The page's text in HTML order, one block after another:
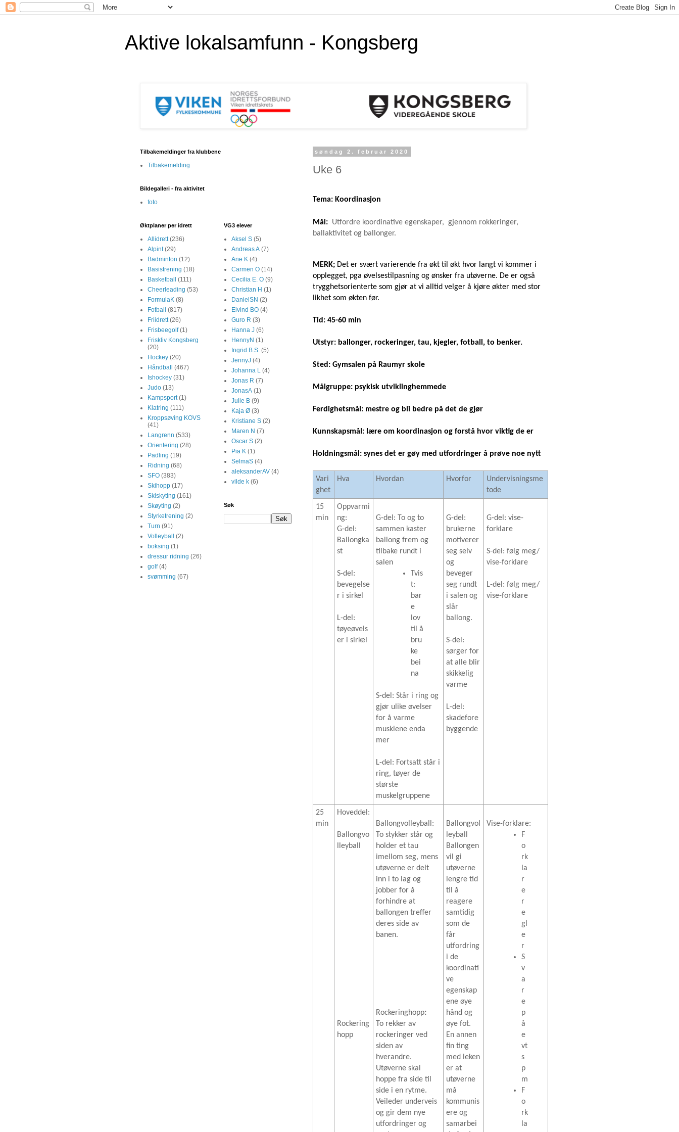
Aktive lokalsamfunn - Kongsberg
søndag 2. februar 2020
Uke 6
Tema: Koordinasjon
Mål: Utfordre koordinative egenskaper,
gjennom rokkeringer,
ballaktivitet og ballonger.
MERK; Det er svært varierende fra økt til økt hvor langt vi kommer i
opplegget, pga øvelsestilpasning og ønsker fra utøverne. De er også
trygghetsorienterte som gjør at vi alltid velger å kjøre økter med stor
likhet som økten før.
Tid: 45-60 min
Utstyr: ballonger, rockeringer, tau, kjegler, fotball, to benker.
Sted: Gymsalen på Raumyr skole
Målgruppe: psykisk utviklinghemmede
Ferdighetsmål: mestre og bli bedre på det de gjør
Kunnskapsmål: lære om koordinasjon og forstå hvor viktig de er
Holdningsmål: synes det er gøy med utfordringer å prøve noe nytt
Vari
ghet
Hva Hvordan Hvorfor
Undervisningsme
tode
15
min
Oppvarmi
ng:
G-del:
Ballongka
st
S-del:
bevegelse
r i sirkel
L-del:
tøyeøvels
er i sirkel
G-del: To og to
sammen kaster
ballong frem og
tilbake rundt i
salen
Tvis
t:
bar
e
lov
til å
bru
ke
bei
na
S-del: Står i ring og
gjør ulike øvelser
for å varme
musklene enda
mer
L-del: Fortsatt står i
ring, tøyer de
største
muskelgruppene
G-del:
brukerne
motiverer
seg selv
og
beveger
seg rundt
i salen og
slår
ballong.
S-del:
sørger for
at alle blir
skikkelig
varme
L-del:
skadefore
byggende
G-del: vise-
forklare
S-del: følg meg/
vise-forklare
L-del: følg meg/
vise-forklare
25
min
Hoveddel:
Ballongvo
lleyball
Rockering
hopp
Ballongvolleyball:
To stykker står og
holder et tau
imellom seg, mens
utøverne er delt
inn i to lag og
jobber for å
forhindre at
ballongen treffer
deres side av
banen.
Rockeringhopp:
To rekker av
rockeringer ved
siden av
hverandre.
Utøverne skal
hoppe fra side til
side i en rytme.
Veileder underveis
og gir dem nye
utfordringer og
Ballongvol
leyball
Ballongen
vil gi
utøverne
lengre tid
til å
reagere
samtidig
som de
får
utfordring
i de
koordinati
ve
egenskap
ene øye
hånd og
øye fot.
En annen
fin ting
med leken
er at
utøverne
må
kommunis
ere og
samarbei
Vise-forklare:
F
o
rk
la
r
e
r
e
gl
e
r
S
v
a
r
e
p
å
e
vt
s
p
m
F
o
rk
la
Tilbakemeldinger fra klubbene
Tilbakemelding
Bildegalleri - fra aktivitet
foto
Øktplaner per idrett
Allidrett (236)
Alpint (29)
Badminton (12)
Basistrening (18)
Basketball
(111)
Cheerleading (53)
FormulaK (8)
Fotball
(817)
Friidrett (26)
Frisbeegolf (1)
Friskliv Kongsberg
(20)
Hockey (20)
Håndball
(467)
Ishockey (31)
Judo (13)
Kampsport (1)
Klatring (111)
Kroppsøving KOVS
(41)
Langrenn (533)
Orientering (28)
Padling (19)
Ridning (68)
SFO (383)
Skihopp (17)
Skiskyting (161)
Skøyting (2)
Styrketrening (2)
Turn (91)
Volleyball
(2)
boksing (1)
dressur ridning (26)
golf (4)
svømming (67)
VG3 elever
Aksel S (5)
Andreas A (7)
Ane K (4)
Carmen O (14)
Cecilia E. O (9)
Christian H (1)
DanielSN (2)
Eivind BO (4)
Guro R (3)
Hanna J (6)
HennyN (1)
Ingrid B.S. (5)
JennyJ (4)
Johanna L (4)
Jonas R (7)
JonasA (1)
Julie B (9)
Kaja Ø (3)
Kristiane S (2)
Maren N (7)
Oscar S (2)
Pia K (1)
SelmaS (4)
aleksanderAV (4)
vilde k (6)
Søk